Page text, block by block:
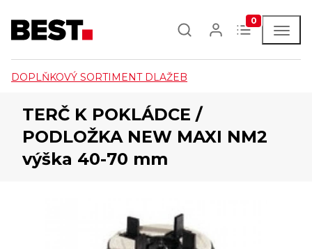
0
DOPLŇKOVÝ SORTIMENT DLAŽEB
TERČ K POKLÁDCE /
PODLOŽKA NEW MAXI NM2
výška 40-70 mm